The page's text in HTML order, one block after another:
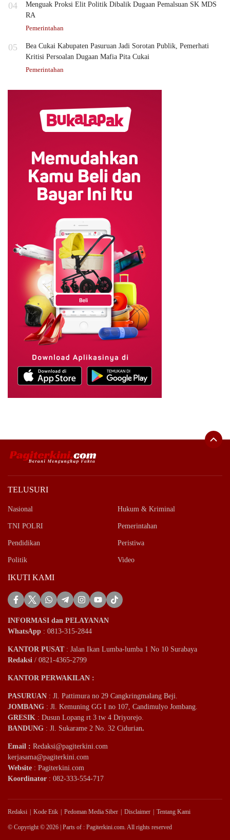
04
Menguak Proksi Elit Politik Dibalik Dugaan Pemalsuan SK MDS
RA
Pemerintahan
05
Bea Cukai Kabupaten Pasuruan Jadi Sorotan Publik, Pemerhati
Kritisi Persoalan Dugaan Mafia Pita Cukai
Pemerintahan
TELUSURI
Nasional Hukum & Kriminal
TNI POLRI Pemerintahan
Pendidikan Peristiwa
Politik Video
IKUTI KAMI
INFORMASI dan PELAYANAN
WhatsApp : 0813-315-2844
KANTOR PUSAT: Jalan Ikan Lumba-lumba 1 No 10 Surabaya
Redaksi / 0821-4365-2799
KANTOR PERWAKILAN :
PASURUAN : Jl. Pattimura no 29 Cangkringmalang Beji.
JOMBANG : Jl. Kemuning GG I no 107, Candimulyo Jombang.
GRESIK : Dusun Lopang rt 3 tw 4 Driyorejo.
BANDUNG : Jl. Sukarame 2 No. 32 Cidurian.
Email : Redaksi@pagiterkini.com
kerjasama@pagiterkini.com
Website : Pagiterkini.com
Koordinator : 082-333-554-717
Redaksi Kode Etik Pedoman Media Siber Disclaimer Tentang Kami
© Copyright © 2026 | Parts of : Pagiterkini.com. All rights reserved